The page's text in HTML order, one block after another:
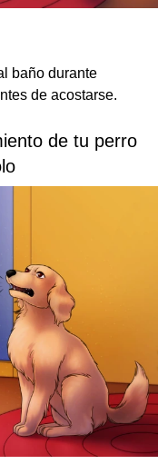
baño durante
de acostarse.
de tu perro